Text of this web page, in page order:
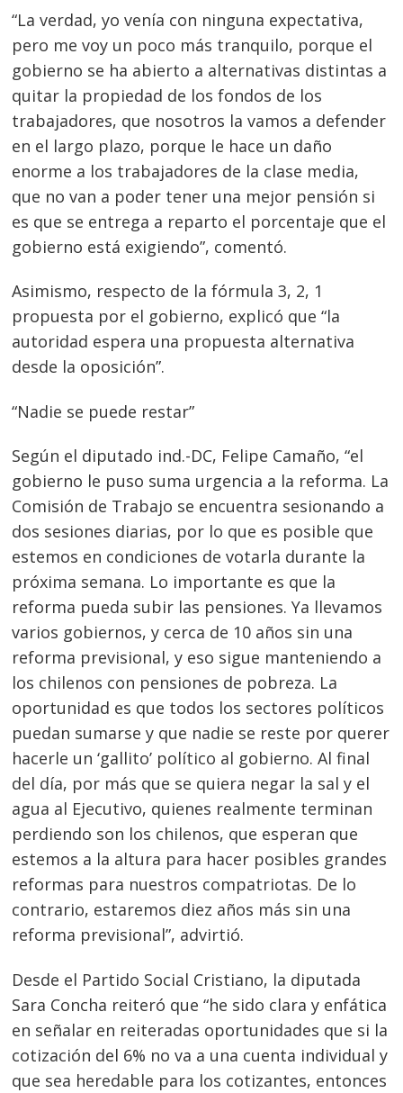
“La verdad, yo venía con ninguna expectativa,
pero me voy un poco más tranquilo, porque el
gobierno se ha abierto a alternativas distintas a
quitar la propiedad de los fondos de los
trabajadores, que nosotros la vamos a defender
en el largo plazo, porque le hace un daño
enorme a los trabajadores de la clase media,
que no van a poder tener una mejor pensión si
es que se entrega a reparto el porcentaje que el
gobierno está exigiendo”, comentó.
Asimismo, respecto de la fórmula 3, 2, 1
propuesta por el gobierno, explicó que “la
autoridad espera una propuesta alternativa
desde la oposición”.
“Nadie se puede restar”
Según el diputado ind.-DC, Felipe Camaño, “el
gobierno le puso suma urgencia a la reforma. La
Comisión de Trabajo se encuentra sesionando a
dos sesiones diarias, por lo que es posible que
estemos en condiciones de votarla durante la
próxima semana. Lo importante es que la
reforma pueda subir las pensiones. Ya llevamos
varios gobiernos, y cerca de 10 años sin una
reforma previsional, y eso sigue manteniendo a
los chilenos con pensiones de pobreza. La
oportunidad es que todos los sectores políticos
puedan sumarse y que nadie se reste por querer
hacerle un ‘gallito’ político al gobierno. Al final
del día, por más que se quiera negar la sal y el
agua al Ejecutivo, quienes realmente terminan
perdiendo son los chilenos, que esperan que
estemos a la altura para hacer posibles grandes
reformas para nuestros compatriotas. De lo
contrario, estaremos diez años más sin una
reforma previsional”, advirtió.
Desde el Partido Social Cristiano, la diputada
Sara Concha reiteró que “he sido clara y enfática
en señalar en reiteradas oportunidades que si la
cotización del 6% no va a una cuenta individual y
que sea heredable para los cotizantes, entonces